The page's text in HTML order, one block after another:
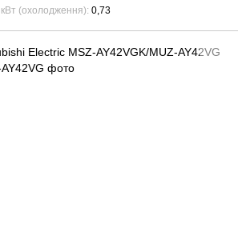
(охолодження) 0,73